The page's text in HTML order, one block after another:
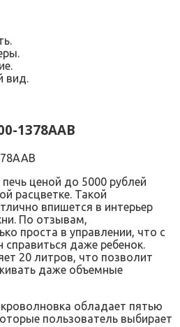
вид.
1378AAB
ценой до 5000 рублей
расцветке. Такой
впишется в интерьер
По отзывам,
проста в управлении, что с
справиться даже ребенок.
20 литров, что позволит
даже объемные
обладает пятью
пользователь выбирает